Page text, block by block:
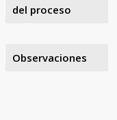
del proceso
Observaciones